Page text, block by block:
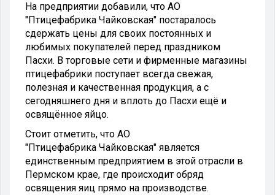
На предприятии добавили, что АО
"Птицефабрика Чайковская" постаралось
сдержать цены для своих постоянных и
любимых покупателей перед праздником
Пасхи. В торговые сети и фирменные магазины
птицефабрики поступает всегда свежая,
полезная и качественная продукция, а с
сегодняшнего дня и вплоть до Пасхи ещё и
освящённое яйцо.
Стоит отметить, что АО
"Птицефабрика Чайковская" является
единственным предприятием в этой отрасли в
Пермском крае, где происходит обряд
освящения яиц прямо на производстве.